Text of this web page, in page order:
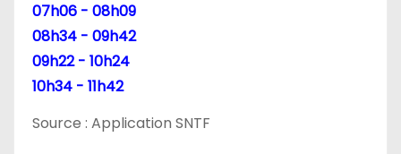
e
07h06 - 08h09
08h34 - 09h42
09h22 - 10h24
10h34 - 11h42
Source : Application SNTF